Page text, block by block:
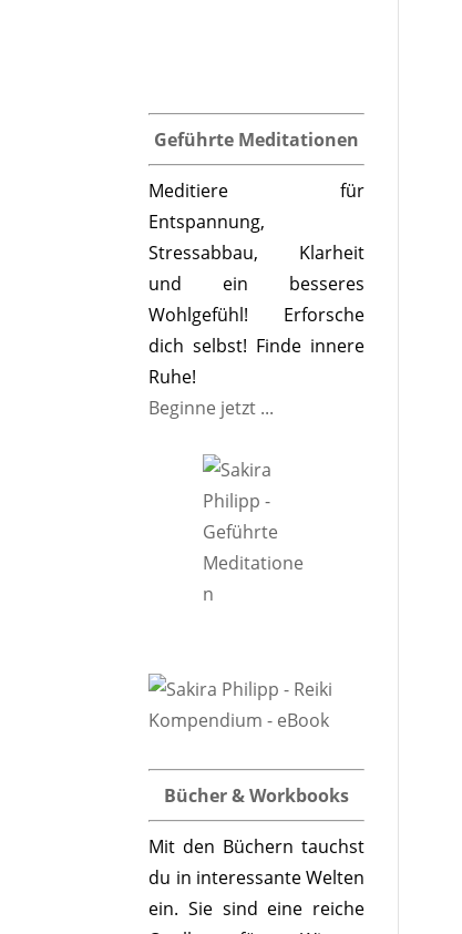
Geführte Meditationen
Meditiere für
Entspannung,
Stressabbau, Klarheit
und ein besseres
Wohlgefühl! Erforsche
dich selbst! Finde innere
Ruhe!
Beginne jetzt ...
Bücher & Workbooks
Mit den Büchern tauchst
du in interessante Welten
ein. Sie sind eine reiche